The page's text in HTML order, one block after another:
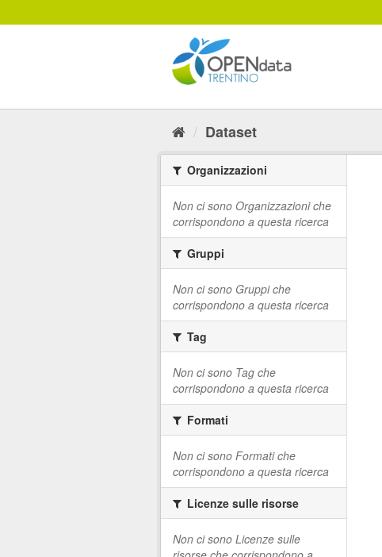
al
Dataset
Organizzazioni
Non ci sono Organizzazioni che
corrispondono a questa ricerca
Gruppi
Non ci sono Gruppi che
corrispondono a questa ricerca
Tag
Non ci sono Tag che
corrispondono a questa ricerca
Formati
Non ci sono Formati che
corrispondono a questa ricerca
Licenze sulle risorse
Non ci sono Licenze sulle